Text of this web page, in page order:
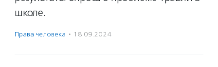
школе.
Права человека · 18.09.2024